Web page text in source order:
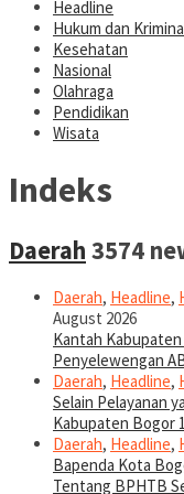
Headline
Hukum dan
Kesehatan
Nasional
Olahraga
Pendidikan
Wisata
Indeks
Daerah 3574
Daerah, Headline,
August 2026
Kantah Kabupaten
Penyelewengan
Daerah, Headline,
Selain Pelayanan
Kabupaten Bogor
Daerah, Headline,
Bapenda Kota
Tentang BPHTB